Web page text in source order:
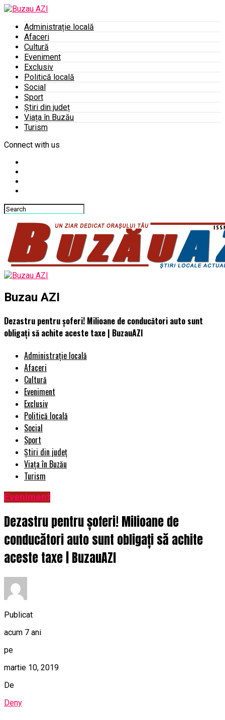
Administrație locală
Afaceri
Cultură
Eveniment
Exclusiv
Politică locală
Social
Sport
Știri din județ
Viața în Buzău
Turism
Connect with us
Buzau AZI
Dezastru pentru șoferi! Milioane de conducători auto sunt
obligați să achite aceste taxe | BuzauAZI
Administrație locală
Afaceri
Cultură
Eveniment
Exclusiv
Politică locală
Social
Sport
Știri din județ
Viața în Buzău
Turism
Eveniment
Dezastru pentru șoferi! Milioane de
conducători auto sunt obligați să achite
aceste taxe | BuzauAZI
Publicat
acum 7 ani
pe
martie 10, 2019
De
Deny